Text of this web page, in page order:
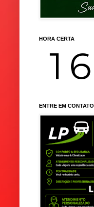
HORA CERTA
ENTRE EM CONTATO